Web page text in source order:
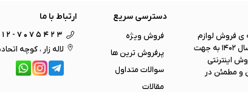
ی فروش لوازم
برقی و روشنایی ، لوستر و همینطور اجرای چندین پروژه بزرگ ساختمانی ، در سال 1402 به جهت
اینترنتی
و مطمئن در
ارتباط با ما
7075423
لاله زار ، کوچه
دسترسی سریع
فروش ویژه
پرفروش ترین ها
سوالات متداول
مقالات